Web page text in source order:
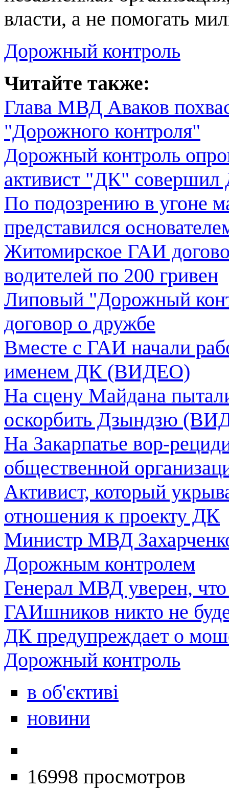
власти, а не помогать
Дорожный контроль
Читайте также:
Глава МВД Аваков
"Дорожного контроля"
Дорожный контроль
активист "ДК"
По подозрению в угоне
представился
Житомирское ГАИ
водителей по 200 гривен
Липовый "Дорожный
договор о дружбе
Вместе с ГАИ начали
именем ДК (ВИДЕО)
На сцену Майдана
оскорбить Дзындзю
На Закарпатье вор-
общественной
Активист, который
отношения к проекту ДК
Министр МВД
Дорожным контролем
Генерал МВД уверен,
ГАИшников никто не
ДК предупреждает о
Дорожный контроль
в об'єктиві
новини
16998 просмотров